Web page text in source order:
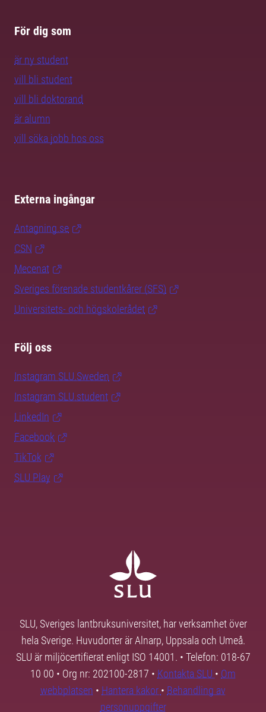
För dig som
är ny student
vill bli student
vill bli doktorand
är alumn
vill söka jobb hos oss
Externa ingångar
Antagning.se
CSN
Mecenat
Sveriges förenade studentkårer (SFS)
Universitets- och högskolerådet
Följ oss
Instagram SLU.Sweden
Instagram SLU.student
LinkedIn
Facebook
TikTok
SLU Play
SLU, Sveriges lantbruksuniversitet, har verksamhet över
hela Sverige. Huvudorter är Alnarp, Uppsala och Umeå.
SLU är miljöcertifierat enligt ISO 14001. • Telefon: 018-67
10 00 • Org nr: 202100-2817 • Kontakta SLU • Om
webbplatsen • Hantera kakor • Behandling av
personuppgifter